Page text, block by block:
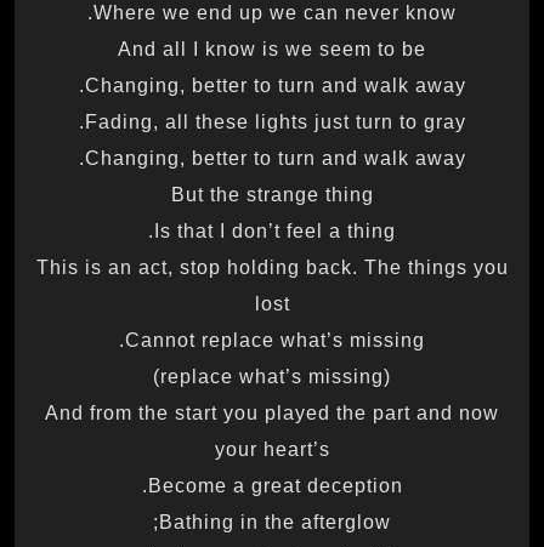
Where we end up we can never know.
And all I know is we seem to be
Changing, better to turn and walk away.
Fading, all these lights just turn to gray.
Changing, better to turn and walk away.
But the strange thing
Is that I don’t feel a thing.
This is an act, stop holding back. The things you
lost
Cannot replace what’s missing.
(replace what’s missing)
And from the start you played the part and now
your heart’s
Become a great deception.
Bathing in the afterglow;